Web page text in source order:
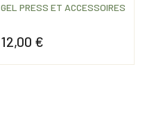
12,00 €
GEL PRESS ET ACCESSOIRES